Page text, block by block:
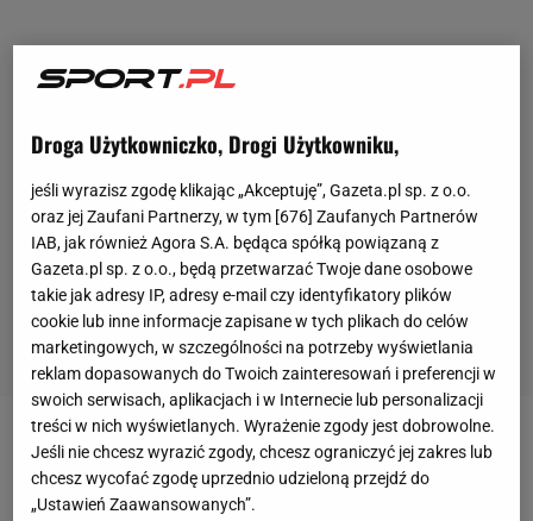
W sobotę w katowickim Spodku odbywa się gala
Clout MMA5. Już wiadomo, że kolejne wydarzenie
Droga Użytkowniczko, Drogi Użytkowniku,
jeśli wyrazisz zgodę klikając „Akceptuję”, Gazeta.pl sp. z o.o.
oraz jej Zaufani Partnerzy, w tym [676] Zaufanych Partnerów
IAB, jak również Agora S.A. będąca spółką powiązaną z
Gazeta.pl sp. z o.o., będą przetwarzać Twoje dane osobowe
takie jak adresy IP, adresy e-mail czy identyfikatory plików
cookie lub inne informacje zapisane w tych plikach do celów
marketingowych, w szczególności na potrzeby wyświetlania
reklam dopasowanych do Twoich zainteresowań i preferencji w
swoich serwisach, aplikacjach i w Internecie lub personalizacji
treści w nich wyświetlanych. Wyrażenie zgody jest dobrowolne.
Jeśli nie chcesz wyrazić zgody, chcesz ograniczyć jej zakres lub
chcesz wycofać zgodę uprzednio udzieloną przejdź do
„Ustawień Zaawansowanych”.